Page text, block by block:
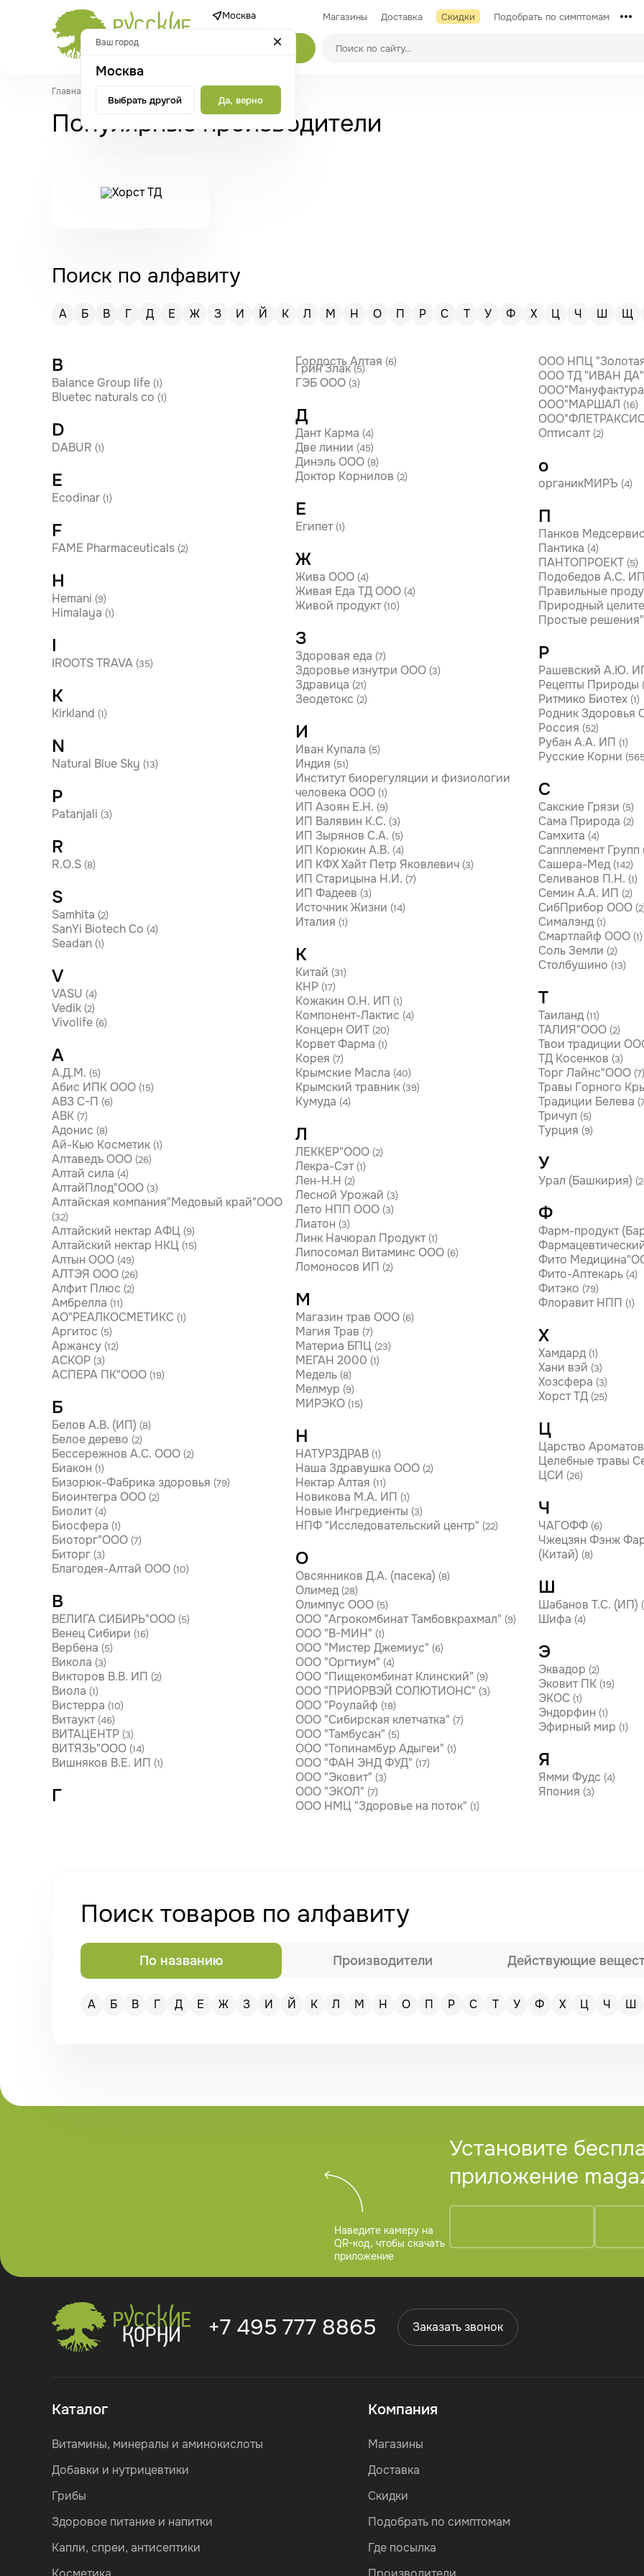
Москва Магазины Доставка Скидки Подобрать по симптомам
Каталог
Главная Производители
Популярные производители
Поиск по алфавиту
А Б В Г Д Е Ж З И Й К Л М Н О П Р С Т У Ф Х Ц Ч Ш Щ
B
Balance Group life (1)
Bluetec naturals co (1)
D
DABUR (1)
E
Ecodinar (1)
F
FAME Pharmaceuticals (2)
H
Hemani (9)
Himalaya (1)
I
IROOTS TRAVA (35)
K
Kirkland (1)
N
Natural Blue Sky (13)
P
Patanjali (3)
R
R.O.S (8)
S
Samhita (2)
SanYi Biotech Co (4)
Seadan (1)
V
VASU (4)
Vedik (2)
Vivolife (6)
А
А.Д.М. (5)
Абис ИПК ООО (15)
АВЗ С-П (6)
АВК (7)
Адонис (8)
Ай-Кью Косметик (1)
Алтаведъ ООО (26)
Алтай сила (4)
АлтайПлод"ООО (3)
Алтайская компания"Медовый край"ООО
(32)
Алтайский нектар АФЦ (9)
Алтайский нектар НКЦ (15)
Алтын ООО (49)
АЛТЭЯ ООО (26)
Алфит Плюс (2)
Амбрелла (11)
АО"РЕАЛКОСМЕТИКС (1)
Аргитос (5)
Аржансу (12)
АСКОР (3)
АСПЕРА ПК"ООО (19)
Б
Белов А.В. (ИП) (8)
Белое дерево (2)
Бессережнов А.С. ООО (2)
Биакон (1)
Бизорюк-Фабрика здоровья (79)
Биоинтегра ООО (2)
Биолит (4)
Биосфера (1)
Биоторг"ООО (7)
Биторг (3)
Благодея-Алтай ООО (10)
В
ВЕЛИГА СИБИРЬ"ООО (5)
Венец Сибири (16)
Вербена (5)
Викола (3)
Викторов В.В. ИП (2)
Виола (1)
Вистерра (10)
Витаукт (46)
ВИТАЦЕНТР (3)
ВИТЯЗЬ"ООО (14)
Вишняков В.Е. ИП (1)
Г
Гордость Алтая (6)
Грин Злак (5)
ГЭБ ООО (3)
Д
Дант Карма (4)
Две линии (45)
Динэль ООО (8)
Доктор Корнилов (2)
Е
Египет (1)
Ж
Жива ООО (4)
Живая Еда ТД ООО (4)
Живой продукт (10)
З
Здоровая еда (7)
Здоровье изнутри ООО (3)
Здравица (21)
Зеодетокс (2)
И
Иван Купала (5)
Индия (51)
Институт биорегуляции и физиологии
человека ООО (1)
ИП Азоян Е.Н. (9)
ИП Валявин К.С. (3)
ИП Зырянов С.А. (5)
ИП Корюкин А.В. (4)
ИП КФХ Хайт Петр Яковлевич (3)
ИП Старицына Н.И. (7)
ИП Фадеев (3)
Источник Жизни (14)
Италия (1)
К
Китай (31)
КНР (17)
Кожакин О.Н. ИП (1)
Компонент-Лактис (4)
Концерн ОИТ (20)
Корвет Фарма (1)
Корея (7)
Крымские Масла (40)
Крымский травник (39)
Кумуда (4)
Л
ЛЕККЕР"ООО (2)
Лекра-Сэт (1)
Лен-Н.Н (2)
Лесной Урожай (3)
Лето НПП ООО (3)
Лиатон (3)
Линк Начюрал Продукт (1)
Липосомал Витаминс ООО (6)
Ломоносов ИП (2)
М
Магазин трав ООО (6)
Магия Трав (7)
Материа БПЦ (23)
МЕГАН 2000 (1)
Медель (8)
Мелмур (9)
МИРЭКО (15)
Н
НАТУРЗДРАВ (1)
Наша Здравушка ООО (2)
Нектар Алтая (11)
Новикова М.А. ИП (1)
Новые Ингредиенты (3)
НПФ "Исследовательский центр" (22)
О
Овсянников Д.А. (пасека) (8)
Олимед (28)
Олимпус ООО (5)
ООО "Агрокомбинат Тамбовкрахмал" (9)
ООО "В-МИН" (1)
ООО "Мистер Джемиус" (6)
ООО "Оргтиум" (4)
ООО "Пищекомбинат Клинский" (9)
ООО "ПРИОРВЭЙ СОЛЮТИОНС" (3)
ООО "Роулайф (18)
ООО "Сибирская клетчатка" (7)
ООО "Тамбусан" (5)
ООО "Топинамбур Адыгеи" (1)
ООО "ФАН ЭНД ФУД" (17)
ООО "Эковит" (3)
ООО "ЭКОЛ" (7)
ООО НМЦ "Здоровье на поток" (1)
ООО НПЦ
ООО ТД "ИВАН ДА"
ООО"МАРШАЛ (16)
Оптисалт (2)
о
органикМИРЪ (4)
П
Панков Медсервиc
Пантика (4)
ПАНТОПРОЕКТ (5)
Подобедов А.С. ИП
Правильные
Природный
Простые
Р
Рашевский А.Ю.
Рецепты Природы
Ритмико Биотех (1)
Родник Здоровья
Россия (52)
Рубан А.А. ИП (1)
Русские Корни
С
Сакские Грязи (5)
Сама Природа (2)
Самхита (4)
Сапплемент Групп
Сашера-Мед (142)
Селиванов П.Н. (1)
Семин А.А. ИП (2)
СибПрибор ООО
Сималэнд (1)
Смартлайф ООО (1)
Соль Земли (2)
Столбушино (13)
Т
Таиланд (11)
ТАЛИЯ"ООО (2)
Твои традиции
ТД Косенков (3)
Торг Лайнс"ООО (7)
Травы Горного
Традиции Белева
Тричуп (5)
Турция (9)
У
Урал (Башкирия)
Ф
Фарм-продукт
Фито
Фито-Аптекарь (4)
Фитэко (79)
Флоравит НПП (1)
Х
Хамдард (1)
Хани вэй (3)
Хозсфера (3)
Хорст ТД (25)
Ц
Царство Ароматов
Целебные травы
ЦСИ (26)
Ч
ЧАГОФФ (6)
Чжецзян Фэнж
(Китай) (8)
Ш
Шабанов Т.С. (ИП)
Шифа (4)
Э
Эквадор (2)
Эковит ПК (19)
ЭКОС (1)
Эндорфин (1)
Эфирный мир (1)
Я
Ямми Фудс (4)
Япония (3)
Поиск товаров по алфавиту
По названию Производители Действующие
А Б В Г Д Е Ж З И Й К Л М Н О П Р С Т У Ф Х Ц Ч Ш
Наведите камеру на
QR-код, чтобы скачать
приложение
Установите
приложение
+7 495 777 8865 Заказать звонок
Каталог
Витамины, минералы и аминокислоты
Добавки и нутрицевтики
Грибы
Здоровое питание и напитки
Капли, спреи, антисептики
Компания
Магазины
Доставка
Скидки
Подобрать по симптомам
Где посылка
Ваш город
Москва
Выбрать другой Да, верно